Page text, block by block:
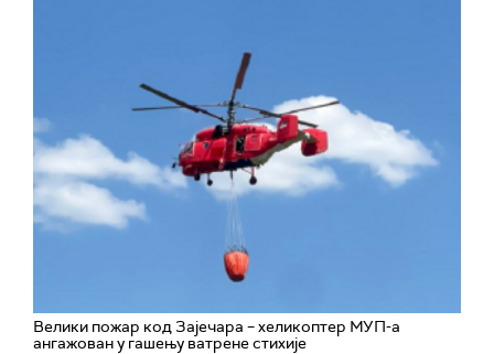
Велики пожар код Зајечара – хеликоптер МУП-а
ангажован у гашењу ватрене стихије